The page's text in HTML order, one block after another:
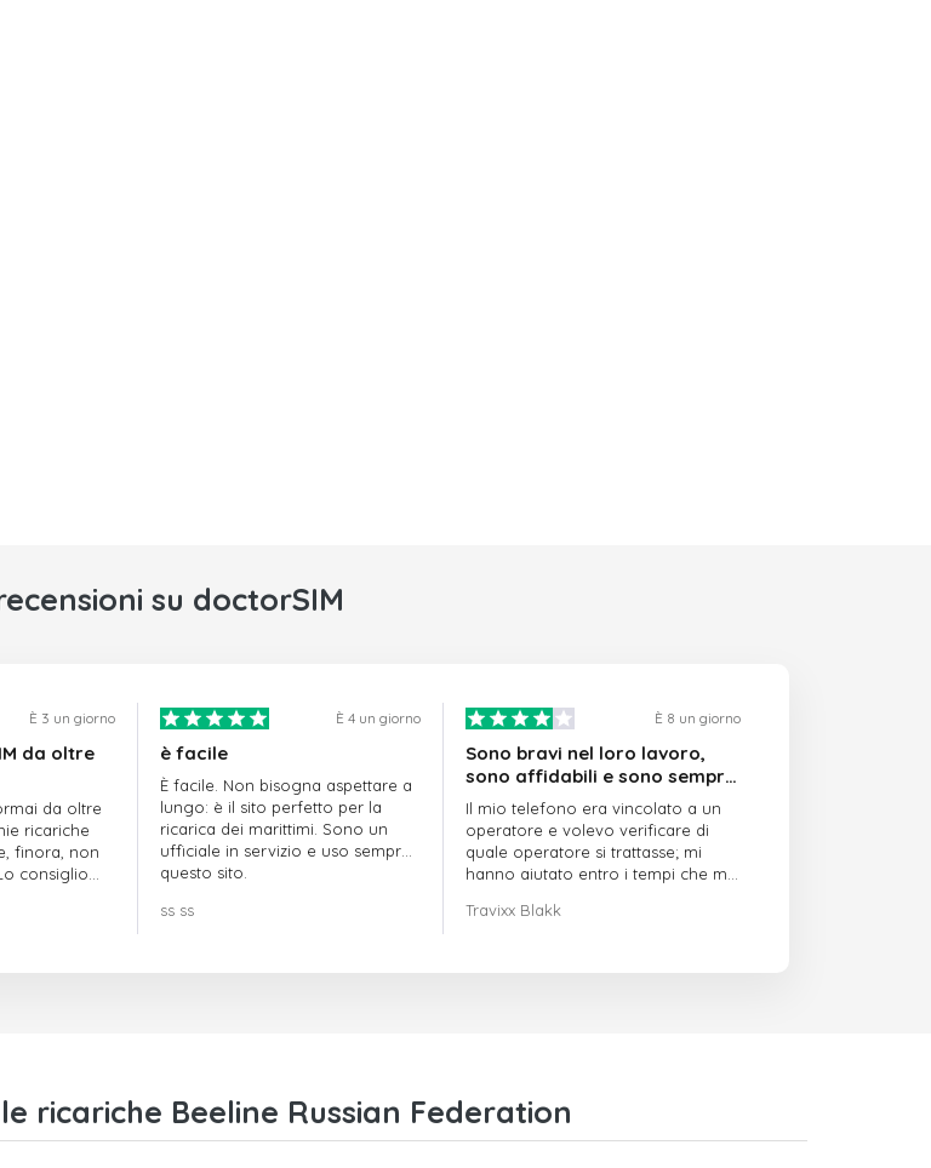
su doctorSIM
È 3 un giorno
da oltre
da oltre
ricariche
finora, non
consiglio
È 4 un giorno
è facile
È facile. Non bisogna aspettare a
lungo: è il sito perfetto per la
ricarica dei marittimi. Sono un
ufficiale in servizio e uso sempre
questo sito.
ss ss
È 8 un giorno
Sono bravi nel loro lavoro,
sono affidabili e sono sempre
puntuali
Il mio telefono era vincolato a un
operatore e volevo verificare di
quale operatore si trattasse; mi
hanno aiutato entro i tempi che mi
Travixx Blakk
ricariche Beeline Russian Federation